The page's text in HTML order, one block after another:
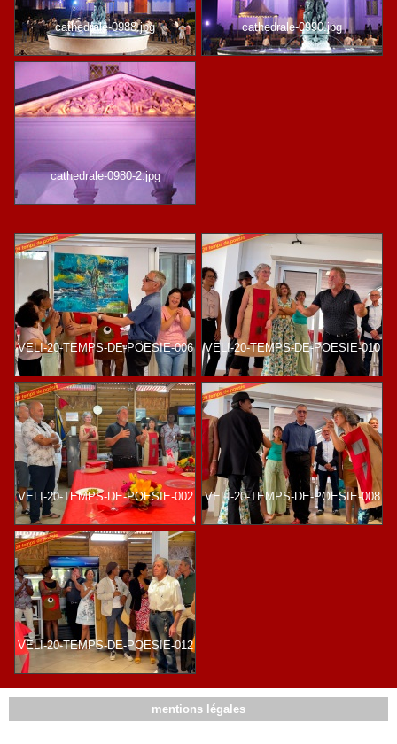
cathedrale-0988.jpg cathedrale-0990.jpg
cathedrale-0980-2.jpg
VELI-20-TEMPS-DE-POESIE-006 VELI-20-TEMPS-DE-POESIE-010
VELI-20-TEMPS-DE-POESIE-002 VELI-20-TEMPS-DE-POESIE-008
VELI-20-TEMPS-DE-POESIE-012
mentions légales